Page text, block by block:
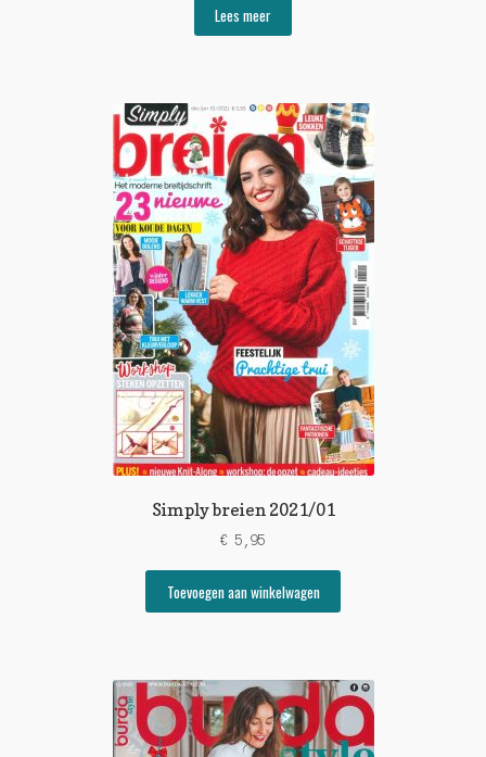
Lees meer
Simply breien 2021/01
€ 5,95
Toevoegen aan winkelwagen